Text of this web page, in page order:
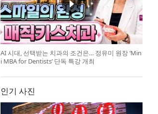
AI 시대, 선택받는 치과의 조건은… 정유미 원장 ‘Min
i MBA for Dentists’ 단독 특강 개최
인기 사진